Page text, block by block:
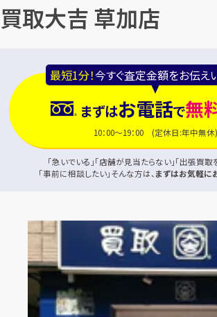
買取大吉 草加店
最短1分！今すぐ査定金額をお伝え
まずはお電話で無
10：00～19：00 (定休日:年中無休)
「急いでいる」「店舗が見当たらない」「出張買取
「事前に相談したい」そんな方は、 まずはお気軽に